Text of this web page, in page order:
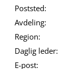
Poststed:
Avdeling:
Region:
Daglig leder:
E-post: